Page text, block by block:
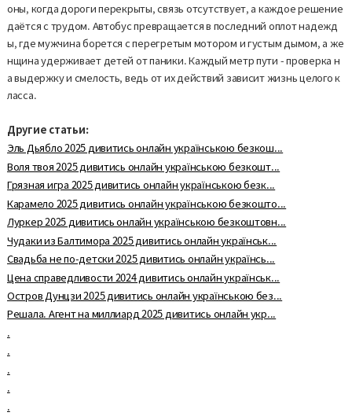
оны, когда дороги перекрыты, связь отсутствует, а каждое решение
даётся с трудом. Автобус превращается в последний оплот надежд
ы, где мужчина борется с перегретым мотором и густым дымом, а же
нщина удерживает детей от паники. Каждый метр пути - проверка н
а выдержку и смелость, ведь от их действий зависит жизнь целого к
ласса.
Другие статьи:
Эль Дьябло 2025 дивитись онлайн українською безкош...
Воля твоя 2025 дивитись онлайн українською безкошт...
Грязная игра 2025 дивитись онлайн українською безк...
Карамело 2025 дивитись онлайн українською безкошто...
Луркер 2025 дивитись онлайн українською безкоштовн...
Чудаки из Балтимора 2025 дивитись онлайн українськ...
Свадьба не по-детски 2025 дивитись онлайн українсь...
Цена справедливости 2024 дивитись онлайн українськ...
Остров Дунцзи 2025 дивитись онлайн українською без...
Решала. Агент на миллиард 2025 дивитись онлайн укр...
.
.
.
.
.